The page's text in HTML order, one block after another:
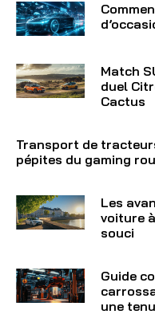
Match
duel
Cactus
Transport de
pépites du gaming
Les
voiture
souci
Guide
une